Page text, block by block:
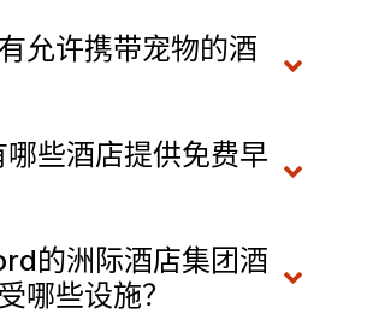
允许携带宠物的酒
些酒店提供免费早
的洲际酒店集团酒
哪些设施？